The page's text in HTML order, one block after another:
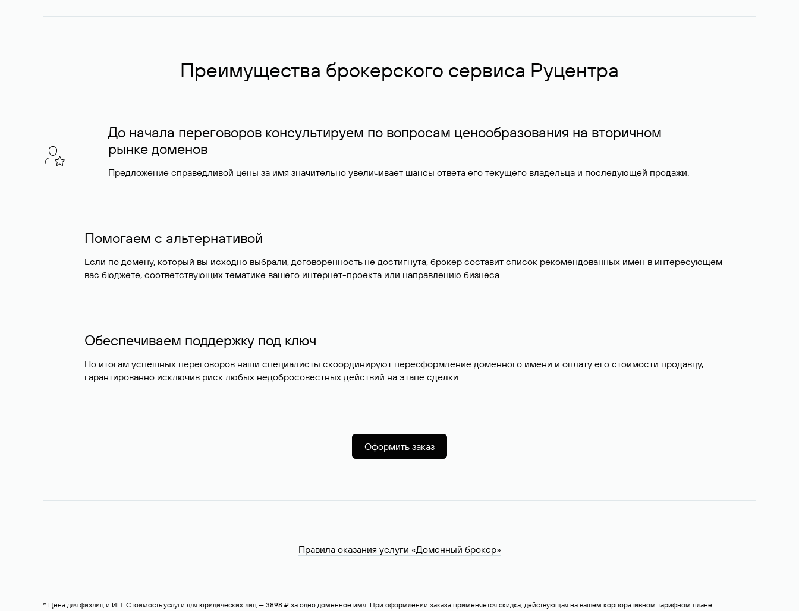
Преимущества брокерского сервиса Руцентра
До начала переговоров консультируем по вопросам ценообразования на вторичном
рынке доменов
Предложение справедливой цены за имя значительно увеличивает шансы ответа его текущего владельца и последующей продажи.
Помогаем с альтернативой
Если по домену, который вы исходно выбрали, договоренность не достигнута, брокер составит список рекомендованных имен в интересующем
вас бюджете, соответствующих тематике вашего интернет-проекта или направлению бизнеса.
Обеспечиваем поддержку под ключ
По итогам успешных переговоров наши специалисты скоординируют переоформление доменного имени и оплату его стоимости продавцу,
гарантированно исключив риск любых недобросовестных действий на этапе сделки.
Оформить заказ
Правила оказания услуги «Доменный брокер»
* Цена для физлиц и ИП. Стоимость услуги для юридических лиц — 3898 ₽ за одно доменное имя. При оформлении заказа применяется скидка, действующая на вашем корпоративном тарифном плане.